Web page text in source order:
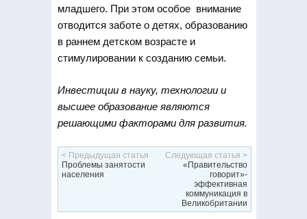
младшего. При этом особое внимание
отводится заботе о детях, образованию
в раннем детском возрасте и
стимулировании к созданию семьи.
Инвестиции в науку, технологии и
высшее образование являются
решающими факторами для развития.
< Предыдущая статья
Проблемы занятости
населения
Следующая статья >
«Правительство
говорит»-
эффективная
коммуникация в
Великобритании